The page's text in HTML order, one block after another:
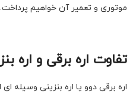
موتوری و تعمیر آن خواهیم پرداخت.
تفاوت اره برقی و اره
اره برقی دوو یا اره بنزینی وسیله